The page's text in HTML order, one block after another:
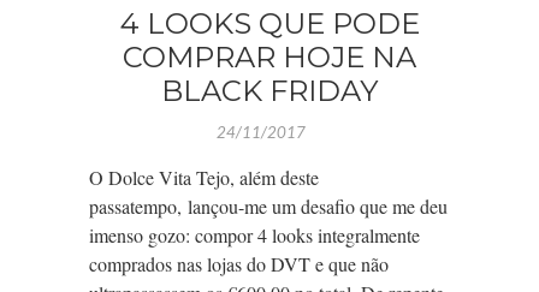
4 LOOKS QUE PODE
COMPRAR HOJE NA
BLACK FRIDAY
24/11/2017
O Dolce Vita Tejo, além deste
passatempo, lançou-me um desafio que me deu
imenso gozo: compor 4 looks integralmente
comprados nas lojas do DVT e que não